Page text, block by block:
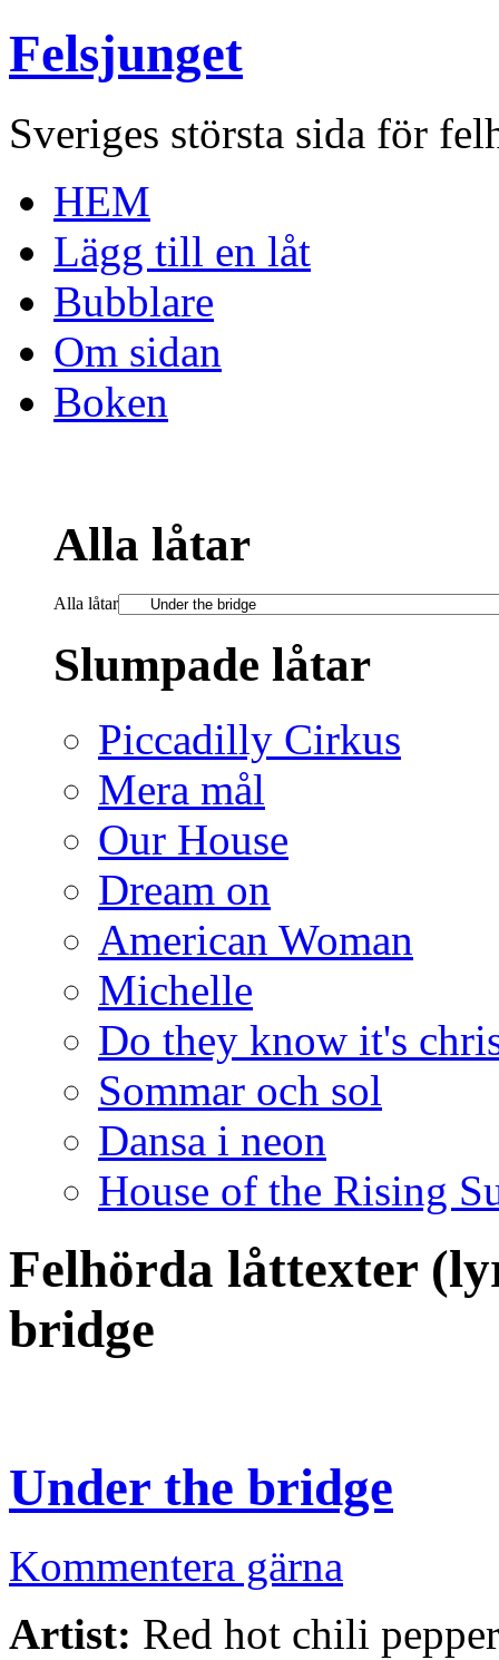
Felsjunget
Sveriges största sida för
HEM
Lägg till en låt
Bubblare
Om sidan
Boken
Alla låtar
Alla låtar
Slumpade låtar
Piccadilly Cirkus
Mera mål
Our House
Dream on
American Woman
Michelle
Do they know it's
Sommar och sol
Dansa i neon
House of the Rising
Felhörda låttexter
bridge
Under the bridge
Kommentera gärna
Artist: Red hot chili